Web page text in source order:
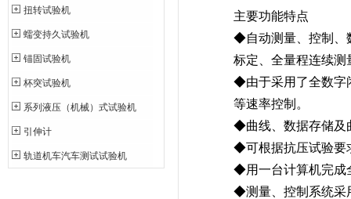
扭转试验机
蠕变持久试验机
锚固试验机
杯突试验机
系列液压（机械）式试验机
引伸计
轨道机车汽车测试试验机
主要功能特点
◆自动测量、控制、
标定、全量程连续测
◆由于采用了全数字
等速率控制。
◆曲线、数据存储及
◆可根据抗压试验要
◆用一台计算机完成
◆测量、控制系统采